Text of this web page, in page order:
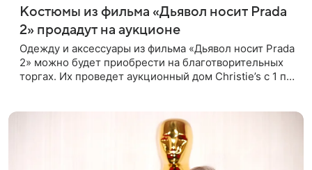
Костюмы из фильма «Дьявол носит Prada
2» продадут на аукционе
Одежду и аксессуары из фильма «Дьявол носит Prada
2» можно будет приобрести на благотворительных
торгах. Их проведет аукционный дом Christie’s с 1 по